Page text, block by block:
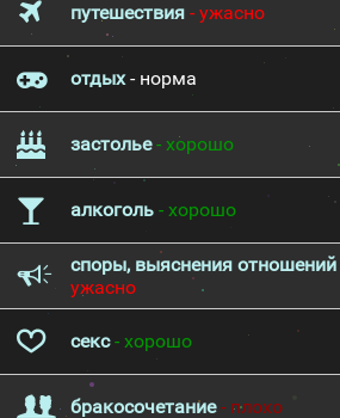
путешествия - ужасно
отдых- норма
застолье- хорошо
алкоголь - хорошо
споры, выяснения отношений
ужасно
секс- хорошо
бракосочетание- плохо